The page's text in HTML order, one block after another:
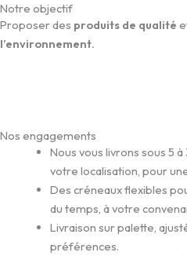
Notre objectif
Proposer des produits de qualité
l’environnement.
Nos engagements
Nous vous livrons sous 5
votre localisation, pour
Des créneaux flexibles
du temps, à votre
Livraison sur palette,
préférences.